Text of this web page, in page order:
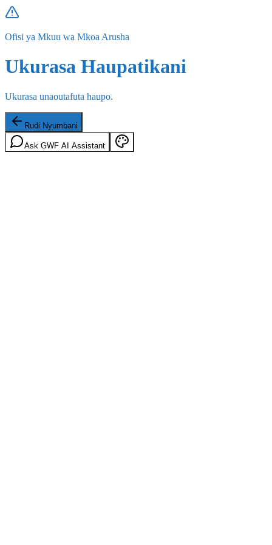
Ofisi ya Mkuu wa Mkoa Arusha
Ukurasa Haupatikani
Ukurasa unaoutafuta haupo.
Rudi Nyumbani
Ask GWF AI Assistant